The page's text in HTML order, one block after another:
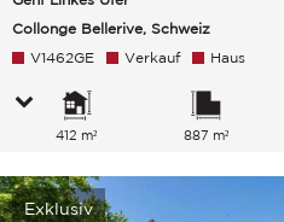
Collonge Bellerive, Schweiz
V1462GE Verkauf Haus
412 m² 887 m²
Exklusiv